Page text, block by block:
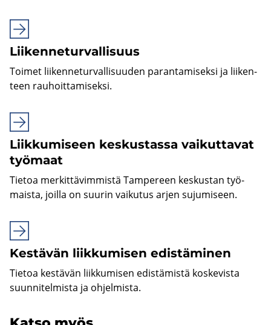
Lii­ken­ne­tur­val­li­suus
Toi­met lii­ken­ne­tur­val­li­suu­den pa­ran­ta­mi­sek­si ja lii­ken­
teen rau­hoit­ta­mi­sek­si.
Liik­ku­mi­seen kes­kus­tas­sa vai­kut­ta­vat
työ­maat
Tie­toa mer­kit­tä­vim­mis­tä Tam­pe­reen kes­kus­tan työ­
mais­ta, joil­la on suu­rin vai­ku­tus arjen su­ju­mi­seen.
Kes­tä­vän liik­ku­mi­sen edis­tä­mi­nen
Tie­toa kes­tä­vän liik­ku­mi­sen edis­tä­mis­tä kos­ke­vis­ta
suun­ni­tel­mis­ta ja oh­jel­mis­ta.